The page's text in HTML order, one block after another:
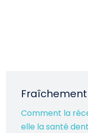
Comment la
elle la santé